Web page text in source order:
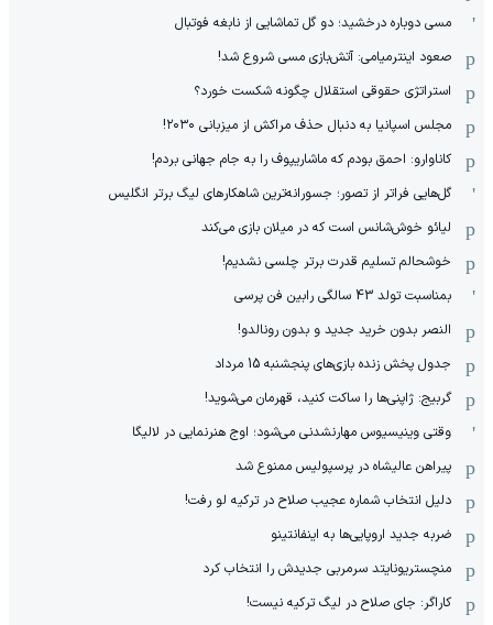
مسی دوباره درخشید؛ دو گل تماشایی از نابغه فوتبال
صعود اینترمیامی: آتش‌بازی مسی شروع شد!
استراتژی حقوقی استقلال چگونه شکست خورد؟
مجلس اسپانیا به دنبال حذف مراکش از میزبانی ۲۰۳۰!
کاناوارو: احمق بودم که ماشاریپوف را به جام جهانی بردم!
گل‌هایی فراتر از تصور؛ جسورانه‌ترین شاهکارهای لیگ برتر انگلیس
لیائو خوش‌شانس است که در میلان بازی می‌کند
خوشحالم تسلیم قدرت برتر چلسی نشدیم!
بمناسبت تولد 43 سالگی رابین فن پرسی
النصر بدون خرید جدید و بدون رونالدو!
جدول پخش زنده بازی‌های پنجشنبه 15 مرداد
گربیج: ژاپنی‌ها را ساکت کنید، قهرمان می‌شوید!
وقتی وینیسیوس مهارنشدنی می‌شود؛ اوج هنرنمایی در لالیگا
پیراهن عالیشاه در پرسپولیس ممنوع شد
دلیل انتخاب شماره عجیب صلاح در ترکیه لو رفت!
ضربه جدید اروپایی‌ها به اینفانتینو
منچستریونایتد سرمربی جدیدش را انتخاب کرد
کاراگر: جای صلاح در لیگ ترکیه نیست!